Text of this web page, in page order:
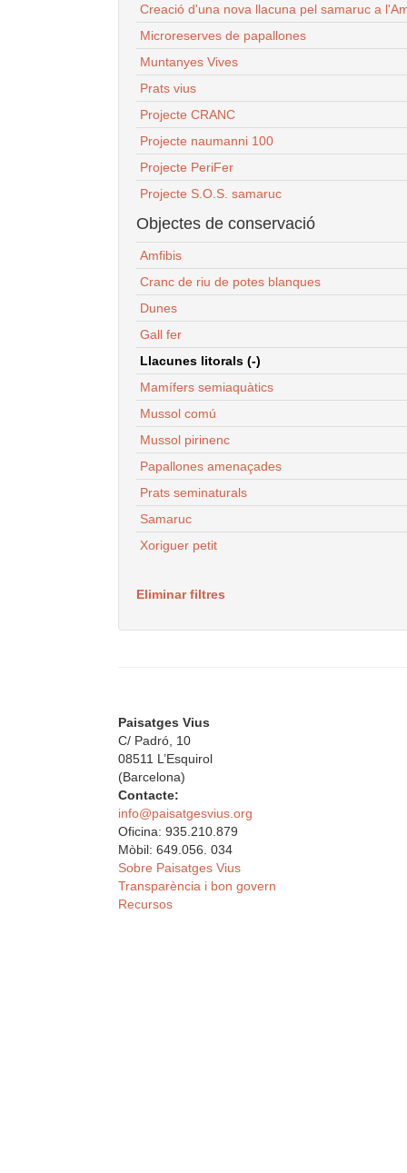
Creació d'una nova llacuna pel samaruc a
Microreserves de papallones
Muntanyes Vives
Prats vius
Projecte CRANC
Projecte naumanni 100
Projecte PeriFer
Projecte S.O.S. samaruc
Objectes de conservació
Amfibis
Cranc de riu de potes blanques
Dunes
Gall fer
Llacunes litorals (-)
Mamífers semiaquàtics
Mussol comú
Mussol pirinenc
Papallones amenaçades
Prats seminaturals
Samaruc
Xoriguer petit
Eliminar filtres
Paisatges Vius
C/ Padró, 10
08511 L’Esquirol
(Barcelona)
Contacte:
info@paisatgesvius.org
Oficina: 935.210.879
Mòbil: 649.056. 034
Sobre Paisatges Vius
Transparència i bon govern
Recursos